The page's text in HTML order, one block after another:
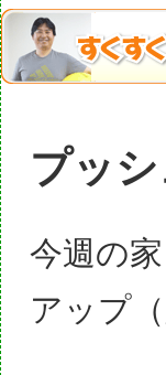
プッ
今週の
アップ